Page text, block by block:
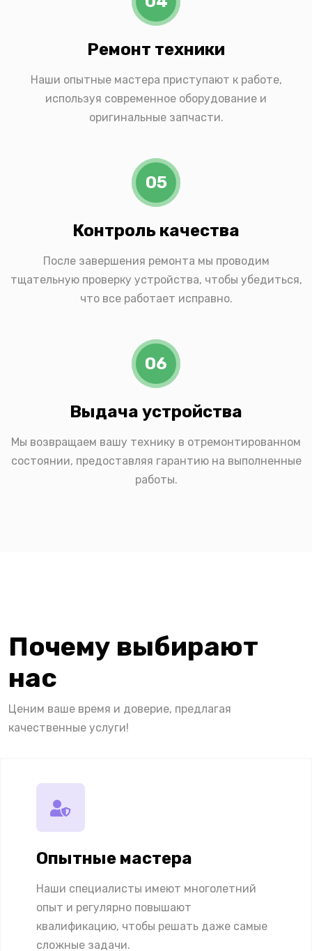
Ремонт техники
Наши опытные мастера приступают к работе,
используя современное оборудование и
оригинальные запчасти.
05
Контроль качества
После завершения ремонта мы проводим
тщательную проверку устройства, чтобы убедиться,
что все работает исправно.
06
Выдача устройства
Мы возвращаем вашу технику в отремонтированном
состоянии, предоставляя гарантию на выполненные
работы.
Почему выбирают
нас
Ценим ваше время и доверие, предлагая
качественные услуги!
Опытные мастера
Наши специалисты имеют многолетний
опыт и регулярно повышают
квалификацию, чтобы решать даже самые
сложные задачи.